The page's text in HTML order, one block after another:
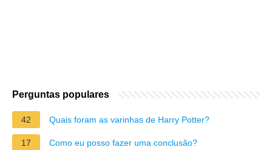
Perguntas populares
42 Quais foram as varinhas de Harry Potter?
17 Como eu posso fazer uma conclusão?